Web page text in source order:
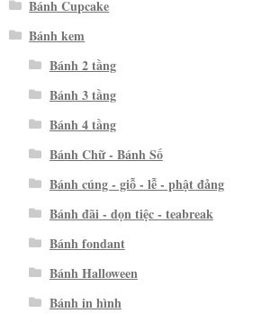
Bánh Cupcake
Bánh kem
Bánh 2 tầng
Bánh 3 tầng
Bánh 4 tầng
Bánh Chữ - Bánh Số
Bánh cúng - giỗ - lễ - phật đảng
Bánh đãi - dọn tiệc - teabreak
Bánh fondant
Bánh Halloween
Bánh in hình